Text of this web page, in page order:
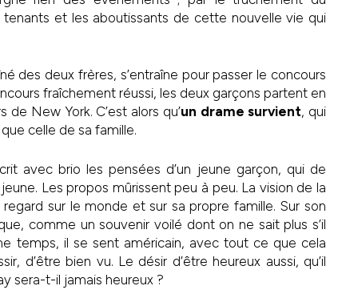
et les aboutissants de cette nouvelle vie qui
des deux frères, s’entraîne pour passer le concours
fraîchement réussi, les deux garçons partent en
New York. C’est alors qu’un drame survient, qui
celle de sa famille.
avec brio les pensées d’un jeune garçon, qui de
Les propos mûrissent peu à peu. La vision de la
sur le monde et sur sa propre famille. Sur son
comme un souvenir voilé dont on ne sait plus s’il
temps, il se sent américain, avec tout ce que cela
d’être bien vu. Le désir d’être heureux aussi, qu’il
sera-t-il jamais heureux ?